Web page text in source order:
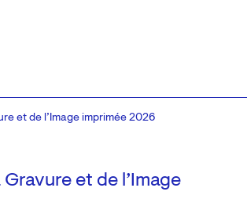
et de l’Image
et de l’Image imprimée 2026